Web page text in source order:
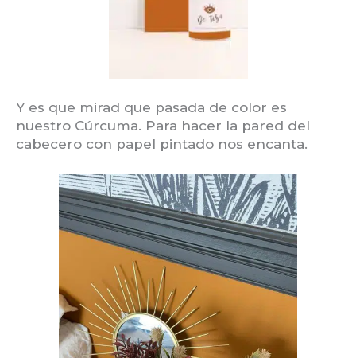
Y es que mirad que pasada de color es
nuestro Cúrcuma. Para hacer la pared del
cabecero con papel pintado nos encanta.